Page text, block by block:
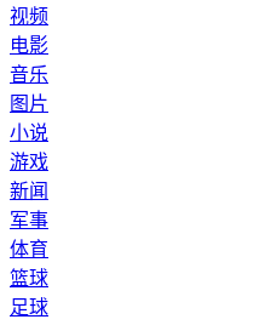
视频
电影
音乐
图片
小说
游戏
新闻
军事
体育
篮球
足球